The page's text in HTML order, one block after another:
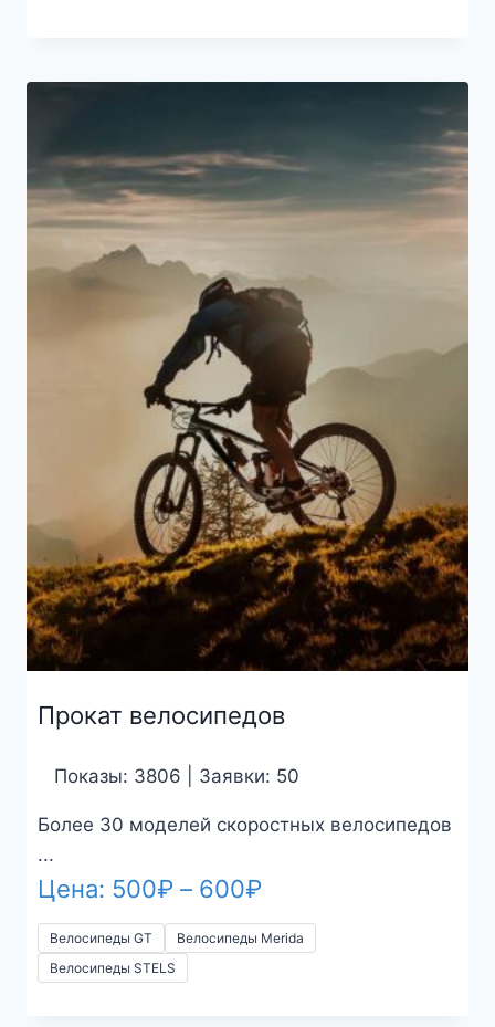
Прокат велосипедов
Показы: 3806 | Заявки: 50
Более 30 моделей скоростных велосипедов
...
Цена: 500₽ – 600₽Диапазон
цен:
Велосипеды GT
Велосипеды Merida
Велосипеды STELS